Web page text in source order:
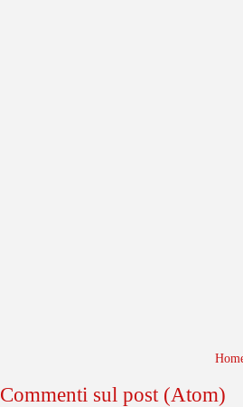
Commenti sul post (Atom)